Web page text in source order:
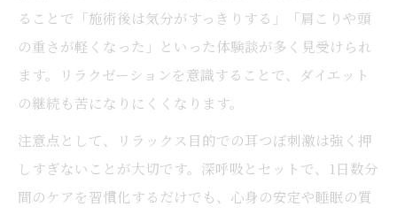
ることで「施術後は気分がすっきりする」「肩こりや頭
の重さが軽くなった」といった体験談が多く見受けられ
ます。リラクゼーションを意識することで、ダイエット
の継続も苦になりにくくなります。
注意点として、リラックス目的での耳つぼ刺激は強く押
しすぎないことが大切です。深呼吸とセットで、1日数分
間のケアを習慣化するだけでも、心身の安定や睡眠の質